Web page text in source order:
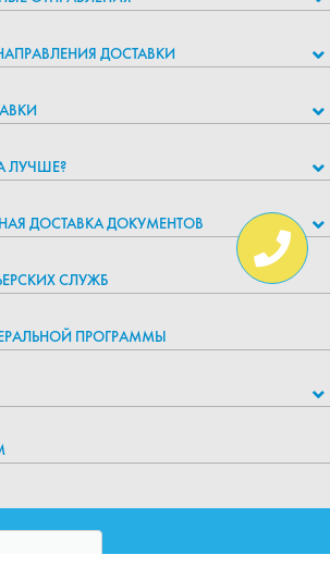
ДОСТАВКИ
ЛУЧШЕ?
ДОСТАВКА ДОКУМЕНТОВ
СЛУЖБ
ПРОГРАММЫ